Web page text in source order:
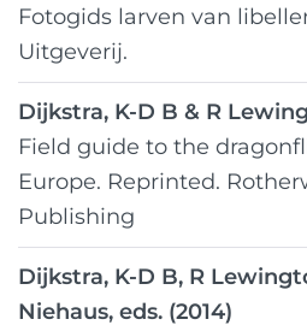
Fotogids larven van
Uitgeverij.
Dijkstra, K-D B & R
Field guide to the
Europe. Reprinted.
Publishing
Dijkstra, K-D B, R
Niehaus, eds. (2014)